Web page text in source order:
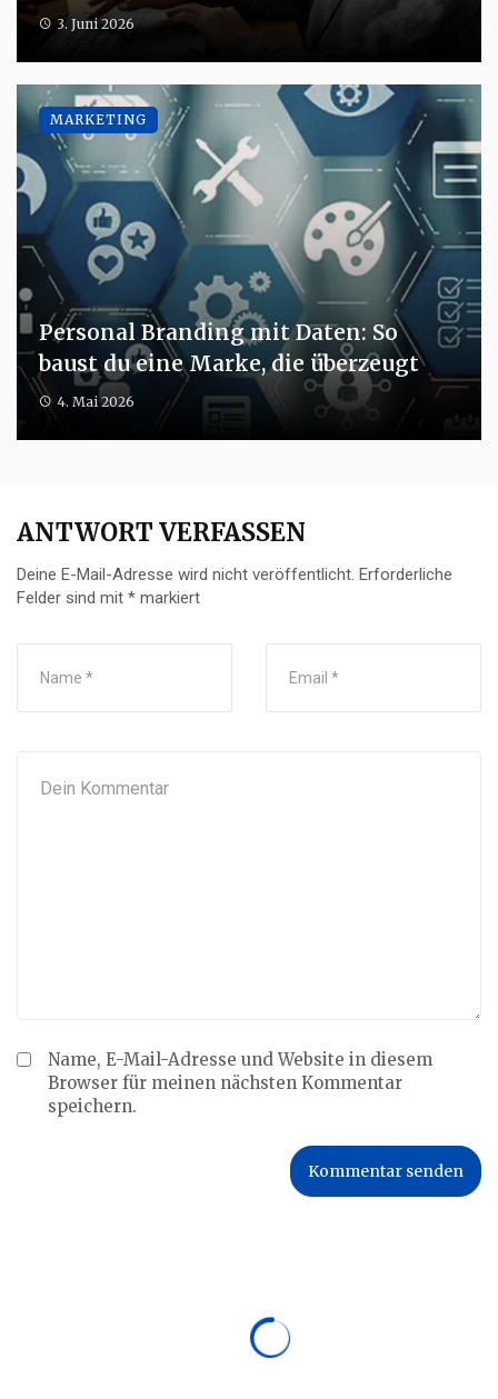
3. Juni 2026
Personal Branding mit Daten: So
baust du eine Marke, die überzeugt
4. Mai 2026
MARKETING
ANTWORT VERFASSEN
Deine E-Mail-Adresse wird nicht veröffentlicht. Erforderliche
Felder sind mit * markiert
Name, E-Mail-Adresse und Website in diesem
Browser für meinen nächsten Kommentar
speichern.